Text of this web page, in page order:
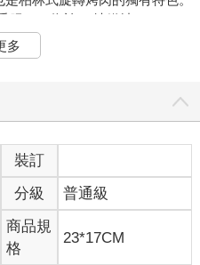
腸」，位於U2地鐵站
Imbiss（小吃攤），與
天喝啤酒的地方。也可以懶懶
朋友有一搭沒一搭的聊，有一
多
裝訂
分級 普通級
商品規
格
23*17CM